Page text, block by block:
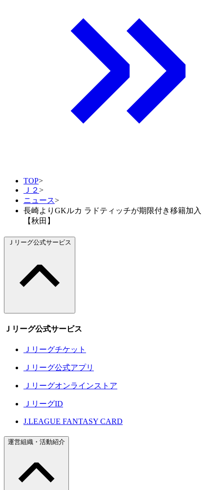
TOP>
Ｊ２ >
ニュース>
長崎よりGKルカ ラドティッチが期限付き移籍加入
【秋田】
Ｊリーグ公式サービス
Ｊリーグ公式サービス
Ｊリーグチケット
Ｊリーグ公式アプリ
Ｊリーグオンラインストア
ＪリーグID
J.LEAGUE FANTASY CARD
運営組織・活動紹介